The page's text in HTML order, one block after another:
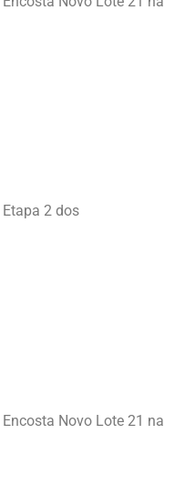
Etapa 2 dos
Encosta Novo Lote 21 na